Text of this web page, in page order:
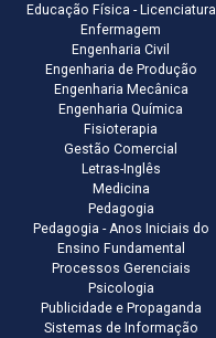
Educação Física - Licenciatura
Enfermagem
Engenharia Civil
Engenharia de Produção
Engenharia Mecânica
Engenharia Química
Fisioterapia
Gestão Comercial
Letras-Inglês
Medicina
Pedagogia
Pedagogia - Anos Iniciais do
Ensino Fundamental
Processos Gerenciais
Psicologia
Publicidade e Propaganda
Sistemas de Informação